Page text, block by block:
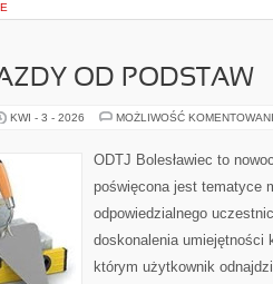
OD PODSTAW
KWI - 3 - 2026 MOŻLIWOŚĆ
ODTJ Bolesławiec to
poświęcona jest tematyce
odpowiedzialnego
doskonalenia umiejętności
którym użytkownik